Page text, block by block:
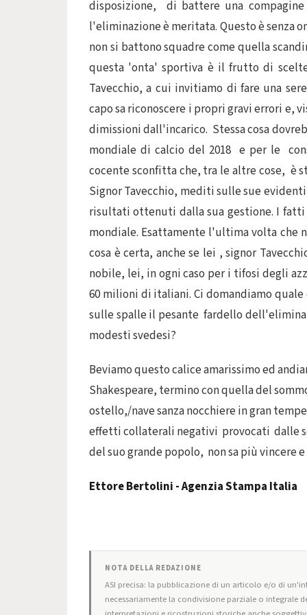
disposizione, di battere una
l'eliminazione è meritata. Questo è senza
non si battono squadre come quella
questa 'onta' sportiva è il frutto di
Tavecchio, a cui invitiamo di fare una
capo sa riconoscere i propri gravi errori
dimissioni dall'incarico. Stessa cosa
mondiale di calcio del 2018 e per le
cocente sconfitta che, tra le altre cose, è
Signor Tavecchio, mediti sulle sue
risultati ottenuti dalla sua gestione. I fatti
mondiale. Esattamente l'ultima volta che
cosa è certa, anche se lei , signor
nobile, lei, in ogni caso per i tifosi degli
60 milioni di italiani. Ci domandiamo
sulle spalle il pesante fardello
modesti svedesi?
Beviamo questo calice amarissimo ed
Shakespeare, termino con quella del
ostello,/nave sanza nocchiere in gran
effetti collaterali negativi provocati dalle
del suo grande popolo, non sa più
Ettore Bertolini - Agenzia Stampa Italia
NOTA DELLA REDAZIONE
ASI precisa: la pubblicazione di un articolo e/o di
necessariamente la condivisione parziale o integrale